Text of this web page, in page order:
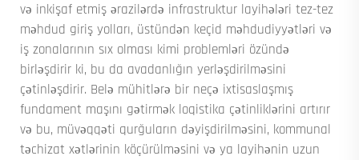
və inkişaf etmiş ərazilərdə infrastruktur layihələri tez-tez
məhdud giriş yolları, üstündən keçid məhdudiyyətləri və
iş zonalarının sıx olması kimi problemləri özündə
birləşdirir ki, bu da avadanlığın yerləşdirilməsini
çətinləşdirir. Belə mühitlərə bir neçə ixtisaslaşmış
fundament maşını gətirmək loqistika çətinliklərini artırır
və bu, müvəqqəti qurğuların dəyişdirilməsini, kommunal
təchizat xətlərinin köçürülməsini və ya layihənin uzun